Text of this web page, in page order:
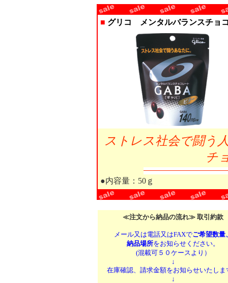
■ グリコ メンタルバランスチョ
ストレス社会で闘う
チ
●内容量：50ｇ
≪注文から納品の流れ≫ 取引約款
メール又は電話又はFAXでご希望数量
納品場所をお知らせください。
(混載可５０ケースより）
↓
在庫確認、請求金額をお知らせいたしま
↓